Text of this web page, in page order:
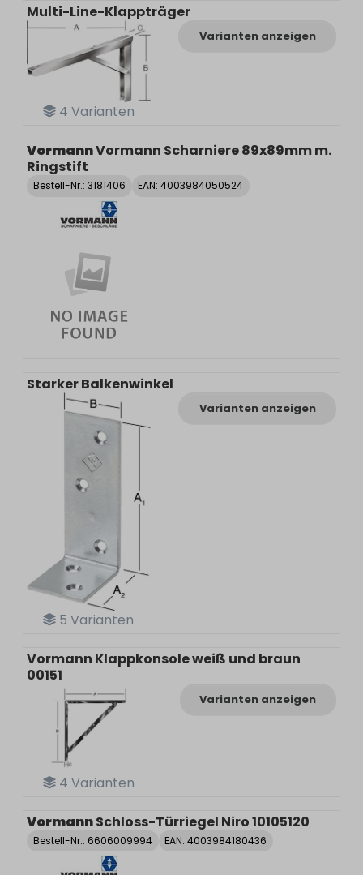
4 Varianten
Multi-Line-Klappträger
Varianten anzeigen
VormannVormann Scharniere 89x89mm m.
Ringstift
Bestell-Nr.: 3181406 EAN: 4003984050524
5 Varianten
Starker Balkenwinkel
Varianten anzeigen
4 Varianten
Vormann Klappkonsole weiß und braun
00151
Varianten anzeigen
VormannSchloss-Türriegel Niro 10105120
Bestell-Nr.: 6606009994 EAN: 4003984180436